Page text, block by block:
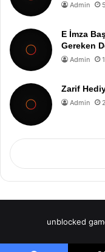
Admin
E İmza
Gereken
Admin
Zarif
Admin
unblocked